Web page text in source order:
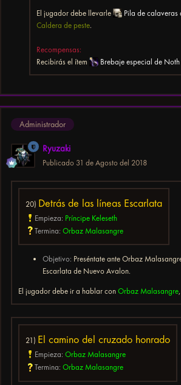
El jugador debe llevarle Pila de calaveras
Caldera de peste.
Recompensas:
Recibirás el ítem
Brebaje especial de Noth
Administrador
Ryuzaki
Publicado 31 de Agosto del 2018
20) Detrás de las líneas Escarlata
Empieza: Príncipe Keleseth
Termina: Orbaz Malasangre
Objetivo: Preséntate ante Orbaz
Escarlata de Nuevo Avalon.
El jugador debe ir a hablar con Orbaz Malasangre
21) El camino del cruzado honrado
Empieza: Orbaz Malasangre
Termina: Orbaz Malasangre